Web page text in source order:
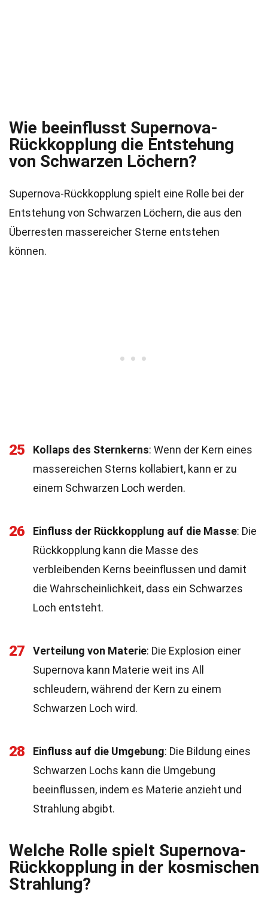
Wie beeinflusst Supernova-
Rückkopplung die Entstehung
von Schwarzen Löchern?
Supernova-Rückkopplung spielt eine Rolle bei der
Entstehung von Schwarzen Löchern, die aus den
Überresten massereicher Sterne entstehen
können.
25 Kollaps des Sternkerns: Wenn der Kern eines
massereichen Sterns kollabiert, kann er zu
einem Schwarzen Loch werden.
26 Einfluss der Rückkopplung auf die Masse: Die
Rückkopplung kann die Masse des
verbleibenden Kerns beeinflussen und damit
die Wahrscheinlichkeit, dass ein Schwarzes
Loch entsteht.
27 Verteilung von Materie: Die Explosion einer
Supernova kann Materie weit ins All
schleudern, während der Kern zu einem
Schwarzen Loch wird.
28 Einfluss auf die Umgebung: Die Bildung eines
Schwarzen Lochs kann die Umgebung
beeinflussen, indem es Materie anzieht und
Strahlung abgibt.
Welche Rolle spielt Supernova-
Rückkopplung in der kosmischen
Strahlung?